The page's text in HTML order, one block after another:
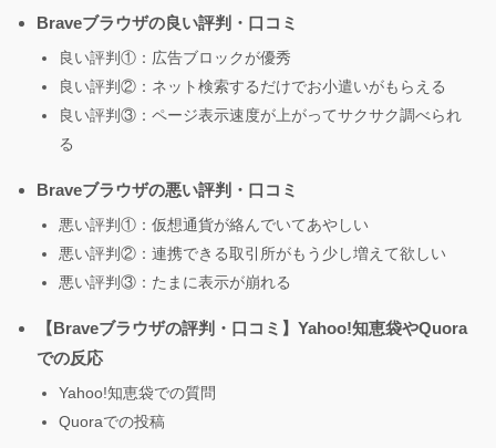
Braveブラウザの良い評判・口コミ
良い評判①：広告ブロックが優秀
良い評判②：ネット検索するだけでお小遣いがもらえる
良い評判③：ページ表示速度が上がってサクサク調べられ
る
Braveブラウザの悪い評判・口コミ
悪い評判①：仮想通貨が絡んでいてあやしい
悪い評判②：連携できる取引所がもう少し増えて欲しい
悪い評判③：たまに表示が崩れる
【Braveブラウザの評判・口コミ】Yahoo!知恵袋やQuora
での反応
Yahoo!知恵袋での質問
Quoraでの投稿